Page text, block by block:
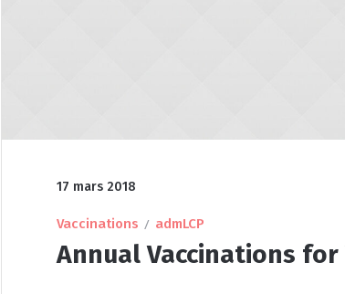
17 mars 2018
Vaccinations admLCP
Annual Vaccinations for